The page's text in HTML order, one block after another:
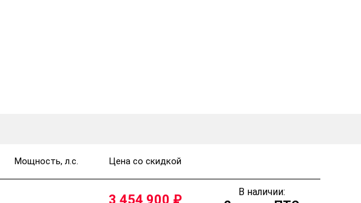
Мощность, л.с. Цена со скидкой
3 454 900 В наличии: